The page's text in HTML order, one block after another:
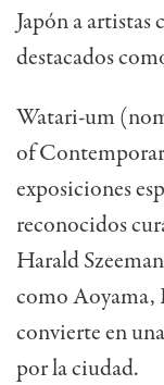
Japón a
destacados
Watari-um
of
exposiciones
reconocidos
Harald
como Aoyama,
convierte en
por la ciudad.